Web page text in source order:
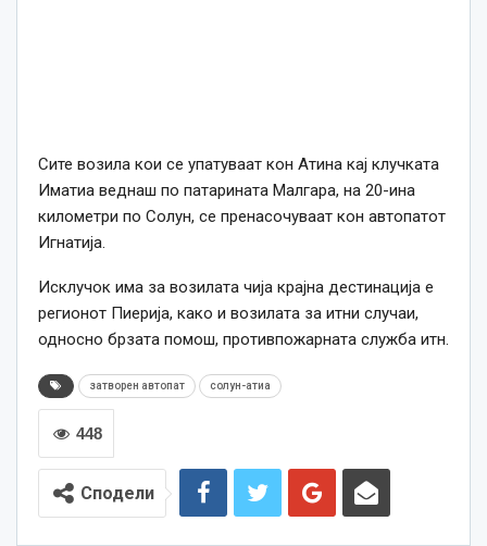
Сите возила кои се упатуваат кон Атина кај клучката
Иматиа веднаш по патарината Малгара, на 20-ина
километри по Солун, се пренасочуваат кон автопатот
Игнатија.
Исклучок има за возилата чија крајна дестинација е
регионот Пиерија, како и возилата за итни случаи,
односно брзата помош, противпожарната служба итн.
затворен автопат солун-атиа
448
Сподели